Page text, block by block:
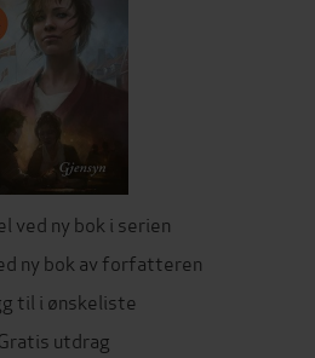
ved ny bok i serien
ny bok av forfatteren
til i ønskeliste
utdrag